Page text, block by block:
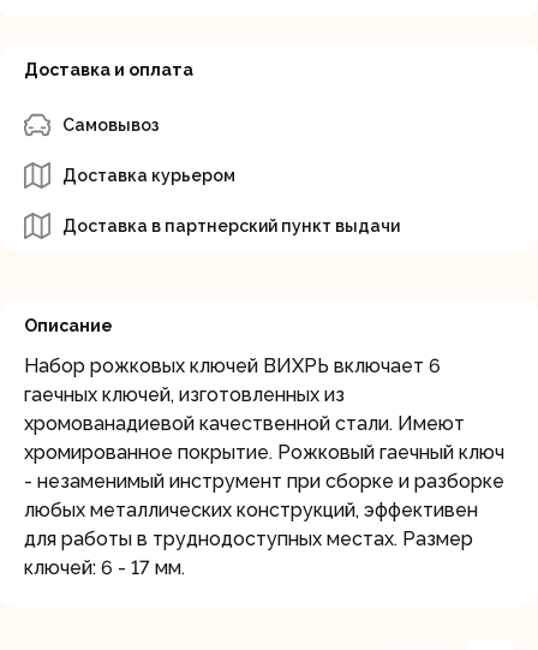
Доставка и оплата
Самовывоз
Доставка курьером
Доставка в партнерский пункт выдачи
Описание
Набор рожковых ключей ВИХРЬ включает 6
гаечных ключей, изготовленных из
хромованадиевой качественной стали. Имеют
хромированное покрытие. Рожковый гаечный ключ
- незаменимый инструмент при сборке и разборке
любых металлических конструкций, эффективен
для работы в труднодоступных местах. Размер
ключей: 6 - 17 мм.